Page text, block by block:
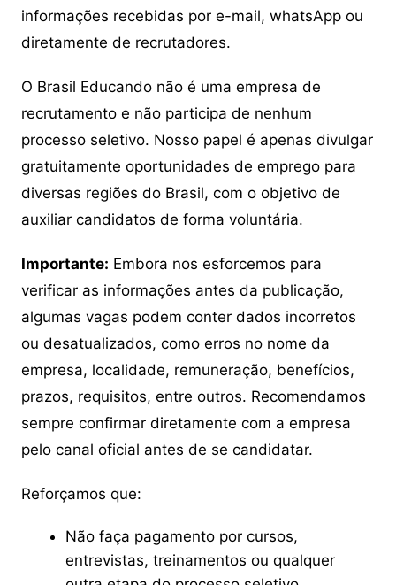
informações recebidas por e-mail, whatsApp ou
diretamente de recrutadores.
O Brasil Educando não é uma empresa de
recrutamento e não participa de nenhum
processo seletivo. Nosso papel é apenas divulgar
gratuitamente oportunidades de emprego para
diversas regiões do Brasil, com o objetivo de
auxiliar candidatos de forma voluntária.
Importante: Embora nos esforcemos para
verificar as informações antes da publicação,
algumas vagas podem conter dados incorretos
ou desatualizados, como erros no nome da
empresa, localidade, remuneração, benefícios,
prazos, requisitos, entre outros. Recomendamos
sempre confirmar diretamente com a empresa
pelo canal oficial antes de se candidatar.
Reforçamos que:
Não faça pagamento por cursos,
entrevistas, treinamentos ou qualquer